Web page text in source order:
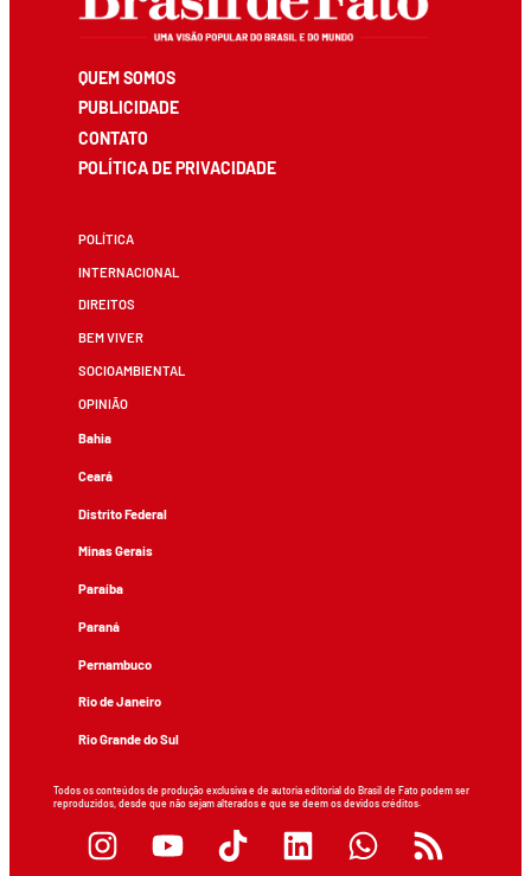
QUEM SOMOS
PUBLICIDADE
CONTATO
POLÍTICA DE PRIVACIDADE
POLÍTICA
INTERNACIONAL
DIREITOS
BEM VIVER
SOCIOAMBIENTAL
OPINIÃO
Bahia
Ceará
Distrito Federal
Minas Gerais
Paraíba
Paraná
Pernambuco
Rio de Janeiro
Rio Grande do Sul
Todos os conteúdos de produção exclusiva e de autoria editorial do Brasil de Fato podem ser
reproduzidos, desde que não sejam alterados e que se deem os devidos créditos.